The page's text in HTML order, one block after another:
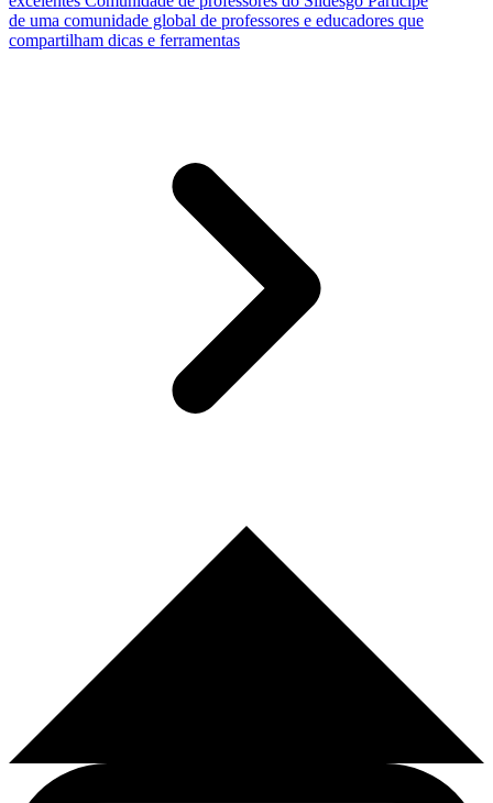
de uma comunidade global de professores e educadores que
compartilham dicas e ferramentas